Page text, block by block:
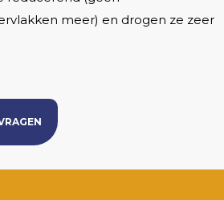
meer) en drogen ze zeer